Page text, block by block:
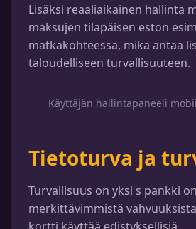
Lisäksi reaaliaikainen hallinta
maksujen tilapäisen eston
matkakohteessa, mikä antaa
taloudelliseen turvallisuuteen.
Käyttäjän hallintapaneeli
Tietoturva ja
Turvallisuus on yksi s pankki
merkittävimmistä